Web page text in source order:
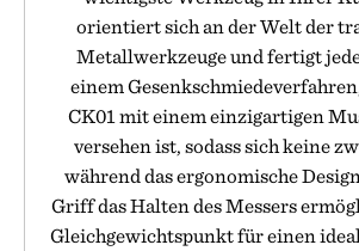
orientiert sich an der Welt der
Metallwerkzeuge und fertigt
einem
CK01 mit einem einzigartigen
versehen ist, sodass sich keine
während das ergonomische
Griff das Halten des Messers
Gleichgewichtspunkt für einen